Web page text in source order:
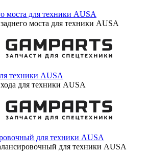
моста для техники AUSA
моста для техники AUSA
техники AUSA
для техники AUSA
для техники AUSA
для техники AUSA